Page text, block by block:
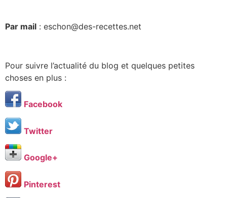
Par mail : eschon@des-recettes.net
Pour suivre l’actualité du blog et quelques petites
choses en plus :
Facebook
Twitter
Google+
Pinterest